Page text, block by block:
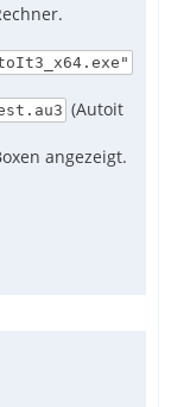
(Autoit
angezeigt.